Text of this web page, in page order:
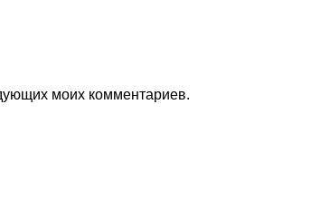
моих комментариев.